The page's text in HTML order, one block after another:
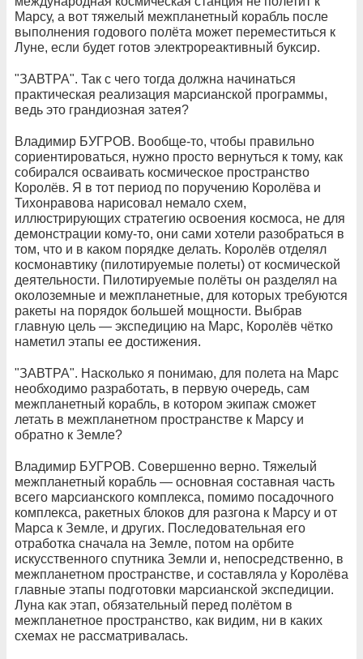
Марсу, а вот тяжелый межпланетный корабль после
выполнения годового полёта может переместиться к
Луне, если будет готов электрореактивный буксир.
"ЗАВТРА". Так с чего тогда должна начинаться
практическая реализация марсианской программы,
ведь это грандиозная затея?
Владимир БУГРОВ. Вообще-то, чтобы правильно
сориентироваться, нужно просто вернуться к тому, как
собирался осваивать космическое пространство
Королёв. Я в тот период по поручению Королёва и
Тихонравова нарисовал немало схем,
иллюстрирующих стратегию освоения космоса, не для
демонстрации кому-то, они сами хотели разобраться в
том, что и в каком порядке делать. Королёв отделял
космонавтику (пилотируемые полеты) от космической
деятельности. Пилотируемые полёты он разделял на
околоземные и межпланетные, для которых требуются
ракеты на порядок большей мощности. Выбрав
главную цель — экспедицию на Марс, Королёв чётко
наметил этапы ее достижения.
"ЗАВТРА". Насколько я понимаю, для полета на Марс
необходимо разработать, в первую очередь, сам
межпланетный корабль, в котором экипаж сможет
летать в межпланетном пространстве к Марсу и
обратно к Земле?
Владимир БУГРОВ. Совершенно верно. Тяжелый
межпланетный корабль — основная составная часть
всего марсианского комплекса, помимо посадочного
комплекса, ракетных блоков для разгона к Марсу и от
Марса к Земле, и других. Последовательная его
отработка сначала на Земле, потом на орбите
искусственного спутника Земли и, непосредственно, в
межпланетном пространстве, и составляла у Королёва
главные этапы подготовки марсианской экспедиции.
Луна как этап, обязательный перед полётом в
межпланетное пространство, как видим, ни в каких
схемах не рассматривалась.